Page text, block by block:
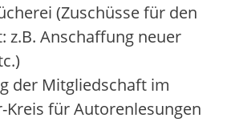
(Zuschüsse für den
z.B. Anschaffung neuer
der Mitgliedschaft im
Kreis für Autorenlesungen